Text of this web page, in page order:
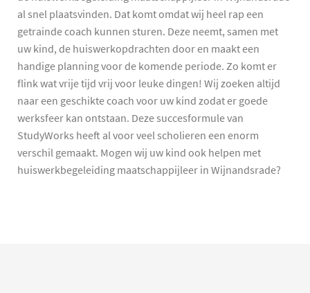
al snel plaatsvinden. Dat komt omdat wij heel rap een
getrainde coach kunnen sturen. Deze neemt, samen met
uw kind, de huiswerkopdrachten door en maakt een
handige planning voor de komende periode. Zo komt er
flink wat vrije tijd vrij voor leuke dingen! Wij zoeken altijd
naar een geschikte coach voor uw kind zodat er goede
werksfeer kan ontstaan. Deze succesformule van
StudyWorks heeft al voor veel scholieren een enorm
verschil gemaakt. Mogen wij uw kind ook helpen met
huiswerkbegeleiding maatschappijleer in Wijnandsrade?